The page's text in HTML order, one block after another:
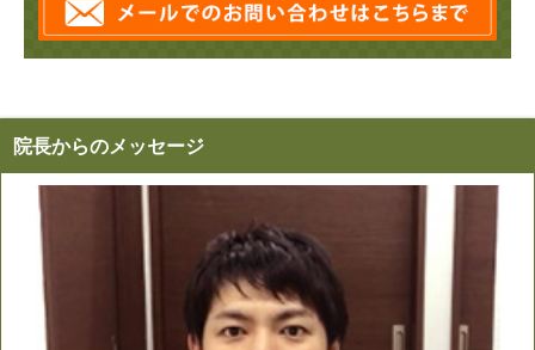
院長からのメッセージ